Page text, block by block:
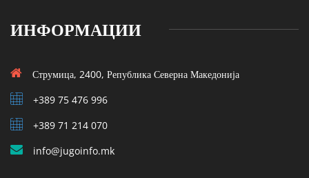
ИНФОРМАЦИИ
Струмица, 2400, Република Северна Македонија
+389 75 476 996
+389 71 214 070
info@jugoinfo.mk